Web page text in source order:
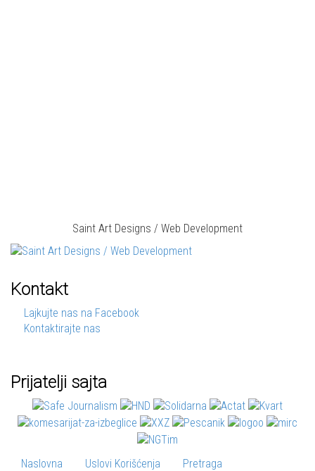
Saint Art Designs / Web Development
Kontakt
Lajkujte nas na Facebook
Kontaktirajte nas
Prijatelji sajta
Naslovna Uslovi Korišćenja Pretraga